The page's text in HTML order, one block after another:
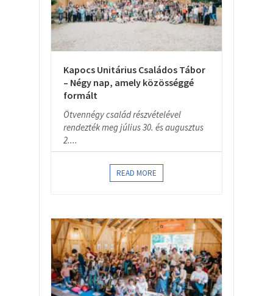
Kapocs Unitárius Családos Tábor
– Négy nap, amely közösséggé
formált
Ötvennégy család részvételével
rendezték meg július 30. és augusztus
2....
READ MORE